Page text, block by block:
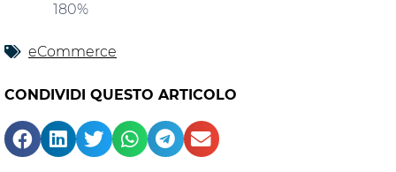
180%
eCommerce
CONDIVIDI QUESTO ARTICOLO